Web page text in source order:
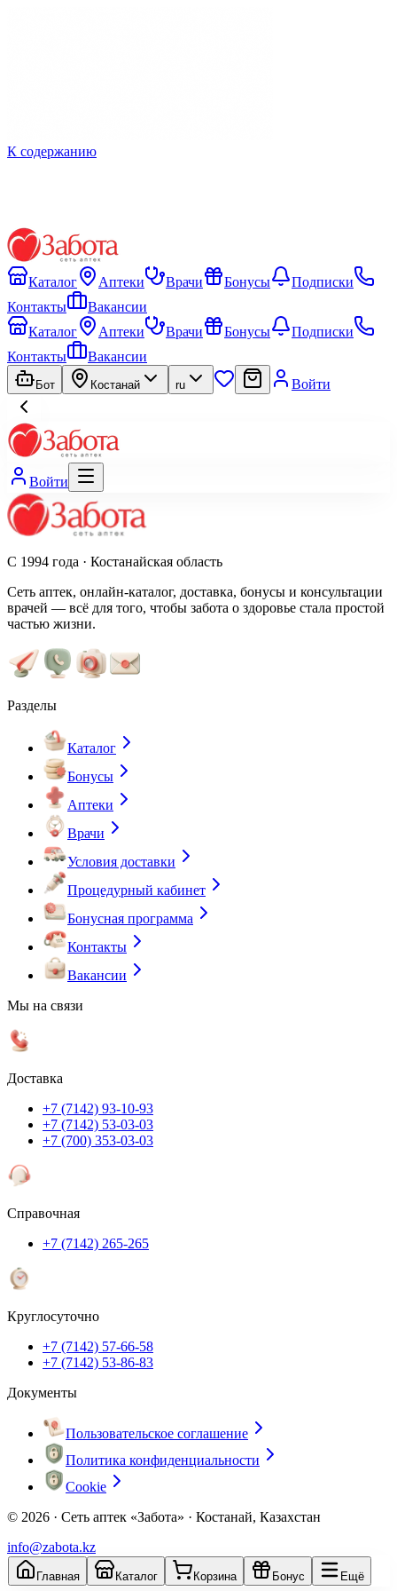
К содержанию
Каталог Аптеки Врачи Бонусы
Подписки
Контакты
Вакансии
Каталог
Аптеки Врачи Бонусы
Подписки
Контакты
Вакансии
Бот Костанай ru Войти
Войти
С 1994 года · Костанайская область
Сеть аптек, онлайн-каталог, доставка, бонусы и консультации
врачей — всё для того, чтобы забота о здоровье стала простой
частью жизни.
Разделы
Каталог
Бонусы
Аптеки
Врачи
Условия доставки
Процедурный кабинет
Бонусная программа
Контакты
Вакансии
Мы на связи
Доставка
+7 (7142) 93-10-93
+7 (7142) 53-03-03
+7 (700) 353-03-03
Справочная
+7 (7142) 265-265
Круглосуточно
+7 (7142) 57-66-58
+7 (7142) 53-86-83
Документы
Пользовательское соглашение
Политика конфиденциальности
Cookie
© 2026 · Сеть аптек «Забота» · Костанай, Казахстан
info@zabota.kz
Главная Каталог Корзина Бонус Ещё